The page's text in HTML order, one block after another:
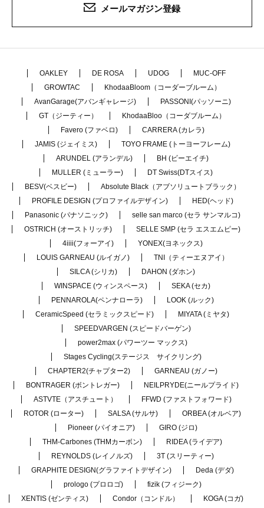
メールマガジン登録
OAKLEY DE ROSA UDOG
MUC-OFF
GROWTAC
KhodaaBloom（コーダーブルーム）
AvanGarage(アバンギャレージ)
PASSONI(パッソーニ)
GT（ジーティー）
KhodaaBloo（コーダブルーム）
Favero (ファベロ)
CARRERA (カレラ)
JAMIS (ジェイミス)
TOYO FRAME (トーヨーフレーム)
ARUNDEL (アランデル)
BH (ビーエイチ)
MULLER (ミューラー)
DT Swiss(DTスイス)
BESV(ベスビー)
Absolute Black（アブソリュートブラック）
PROFILE DESIGN (プロファイルデザイン)
HED(ヘッド)
Panasonic (パナソニック)
selle san marco (セラ サンマルコ)
OSTRICH (オーストリッチ)
SELLE SMP (セラ エスエムピー)
4iiii(フォーアイ)
YONEX(ヨネックス)
LOUIS GARNEAU (ルイガノ)
TNI（ティーエヌアイ）
SILCA (シリカ)
DAHON (ダホン)
WINSPACE (ウィンスペース)
SEKA (セカ)
PENNAROLA(ペンナローラ)
LOOK (ルック)
CeramicSpeed (セラミックスピード)
MIYATA (ミヤタ)
SPEEDVARGEN (スピードバーゲン)
power2max (パワーツー マックス)
Stages Cycling(ステージス サイクリング)
CHAPTER2(チャプター2)
GARNEAU (ガノー)
BONTRAGER (ボントレガー)
NEILPRYDE(ニールプライド)
ASTVTE（アスチュート）
FFWD (ファストフォワード)
ROTOR (ローター)
SALSA (サルサ)
ORBEA (オルベア)
Pioneer (パイオニア)
GIRO (ジロ)
THM-Carbones (THMカーボン)
RIDEA (ライデア)
REYNOLDS (レイノルズ)
3T (スリーティー)
GRAPHITE DESIGN(グラファイトデザイン)
Deda (デダ)
prologo (プロロゴ)
fizik (フィジーク)
XENTIS (ゼンティス)
Condor（コンドル）
KOGA (コガ)